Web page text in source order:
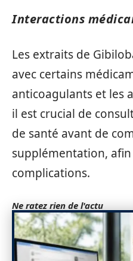
Interactions
Les extraits de
avec certains
anticoagulants et les
il est crucial de
de santé avant de
supplémentation, afin
complications.
Ne ratez rien de l'actu